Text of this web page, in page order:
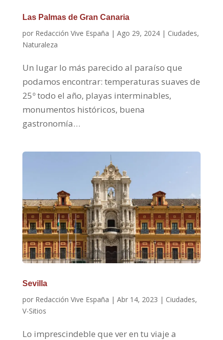
Las Palmas de Gran Canaria
por Redacción Vive España | Ago 29, 2024| Ciudades,
Naturaleza
Un lugar lo más parecido al paraíso que
podamos encontrar: temperaturas suaves de
25º todo el año, playas interminables,
monumentos históricos, buena
gastronomía…
Sevilla
por Redacción Vive España | Abr 14, 2023 | Ciudades,
V-Sitios
Lo imprescindeble que ver en tu viaje a